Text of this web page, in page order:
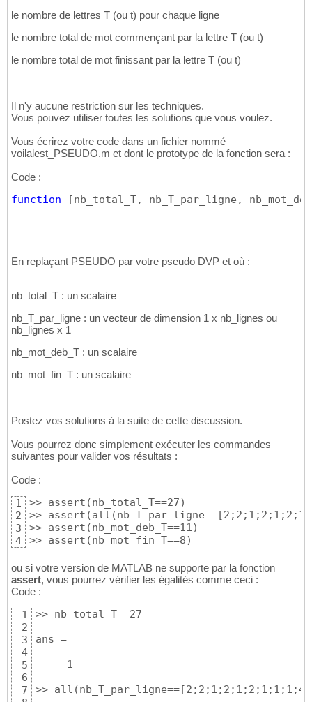
le nombre de lettres T (ou t) pour chaque ligne
le nombre total de mot commençant par la lettre T (ou t)
le nombre total de mot finissant par la lettre T (ou t)
Il n'y aucune restriction sur les techniques.
Vous pouvez utiliser toutes les solutions que vous voulez.
Vous écrirez votre code dans un fichier nommé
voilalest_PSEUDO.m et dont le prototype de la fonction sera :
Code :
function [nb_total_T, nb_T_par_ligne,
En replaçant PSEUDO par votre pseudo DVP et où :
nb_total_T : un scalaire
nb_T_par_ligne : un vecteur de dimension 1 x nb_lignes ou
nb_lignes x 1
nb_mot_deb_T : un scalaire
nb_mot_fin_T : un scalaire
Postez vos solutions à la suite de cette discussion.
Vous pourrez donc simplement exécuter les commandes
suivantes pour valider vos résultats :
Code :
1
2
3
4
>> assert (nb_total_T==27)
>> assert (all (nb_T_par_ligne== [
>> assert (nb_mot_deb_T==11)
>> assert (nb_mot_fin_T==8)
ou si votre version de MATLAB ne supporte par la fonction
assert, vous pourrez vérifier les égalités comme ceci :
Code :
1
2
3
4
5
6
7
>> nb_total_T==27
ans =
     1
>> all (nb_T_par_ligne== [